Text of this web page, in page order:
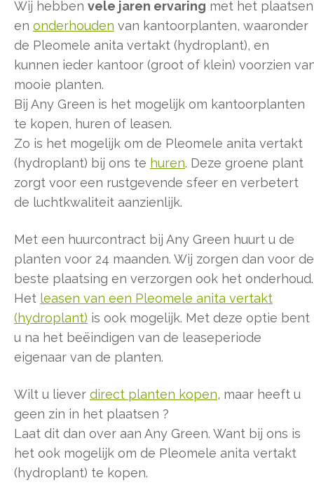
Wij hebben vele jaren ervaring met het plaatsen
en onderhouden van kantoorplanten, waaronder
de Pleomele anita vertakt (hydroplant), en
kunnen ieder kantoor (groot of klein) voorzien
mooie planten.
Bij Any Green is het mogelijk om kantoorplanten
te kopen, huren of leasen.
Zo is het mogelijk om de Pleomele anita vertakt
(hydroplant) bij ons te huren. Deze groene plant
zorgt voor een rustgevende sfeer en verbetert
de luchtkwaliteit aanzienlijk.
Met een huurcontract bij Any Green huurt u de
planten voor 24 maanden. Wij zorgen dan voor de
beste plaatsing en verzorgen ook het onderhoud.
Het leasen van een Pleomele anita vertakt
(hydroplant) is ook mogelijk. Met deze optie bent
u na het beëindigen van de leaseperiode
eigenaar van de planten.
Wilt u liever direct planten kopen, maar heeft u
geen zin in het plaatsen ?
Laat dit dan over aan Any Green. Want bij ons is
het ook mogelijk om de Pleomele anita vertakt
(hydroplant) te kopen.